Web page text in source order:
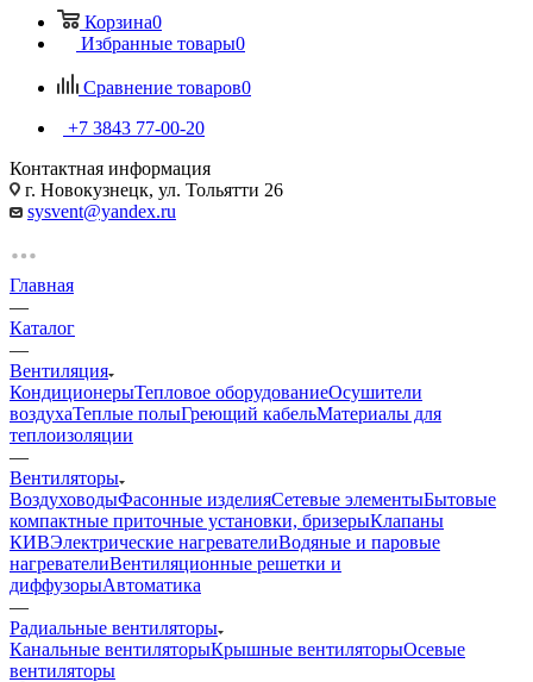
Корзина0
Избранные товары0
Сравнение товаров0
+7 3843 77-00-20
Контактная информация
г. Новокузнецк, ул. Тольятти 26
sysvent@yandex.ru
Главная
—
Каталог
—
Вентиляция
КондиционерыТепловое оборудованиеОсушители
воздухаТеплые полыГреющий кабельМатериалы для
теплоизоляции
—
Вентиляторы
ВоздуховодыФасонные изделияСетевые элементыБытовые
компактные приточные установки, бризерыКлапаны
КИВЭлектрические нагревателиВодяные и паровые
нагревателиВентиляционные решетки и
диффузорыАвтоматика
—
Радиальные вентиляторы
Канальные вентиляторыКрышные вентиляторыОсевые
вентиляторы